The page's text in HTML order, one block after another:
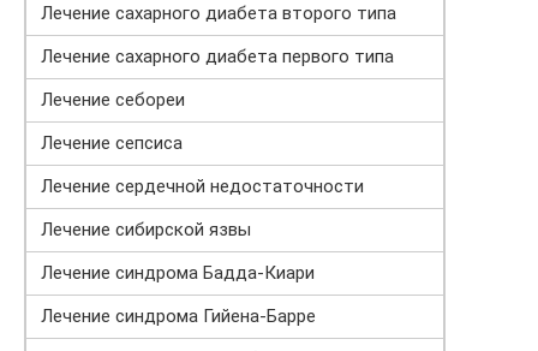
Лечение сахарного диабета второго типа
Лечение сахарного диабета первого типа
Лечение себореи
Лечение сепсиса
Лечение сердечной недостаточности
Лечение сибирской язвы
Лечение синдрома Бадда-Киари
Лечение синдрома Гийена-Барре